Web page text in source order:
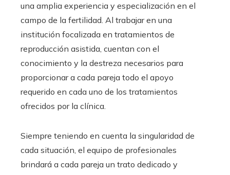
una amplia experiencia y especialización en el
campo de la fertilidad. Al trabajar en una
institución focalizada en tratamientos de
reproducción asistida, cuentan con el
conocimiento y la destreza necesarios para
proporcionar a cada pareja todo el apoyo
requerido en cada uno de los tratamientos
ofrecidos por la clínica.
Siempre teniendo en cuenta la singularidad de
cada situación, el equipo de profesionales
brindará a cada pareja un trato dedicado y